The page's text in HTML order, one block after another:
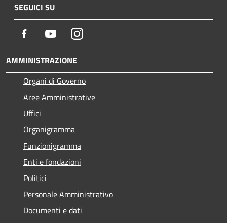
SEGUICI SU
Facebook YoutubeInstagram
AMMINISTRAZIONE
Organi di Governo
Aree Amministrative
Uffici
Organigramma
Funzionigramma
Enti e fondazioni
Politici
Personale Amministrativo
Documenti e dati